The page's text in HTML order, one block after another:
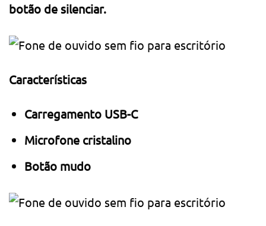
botão de silenciar.
Características
Carregamento USB-C
Microfone cristalino
Botão mudo